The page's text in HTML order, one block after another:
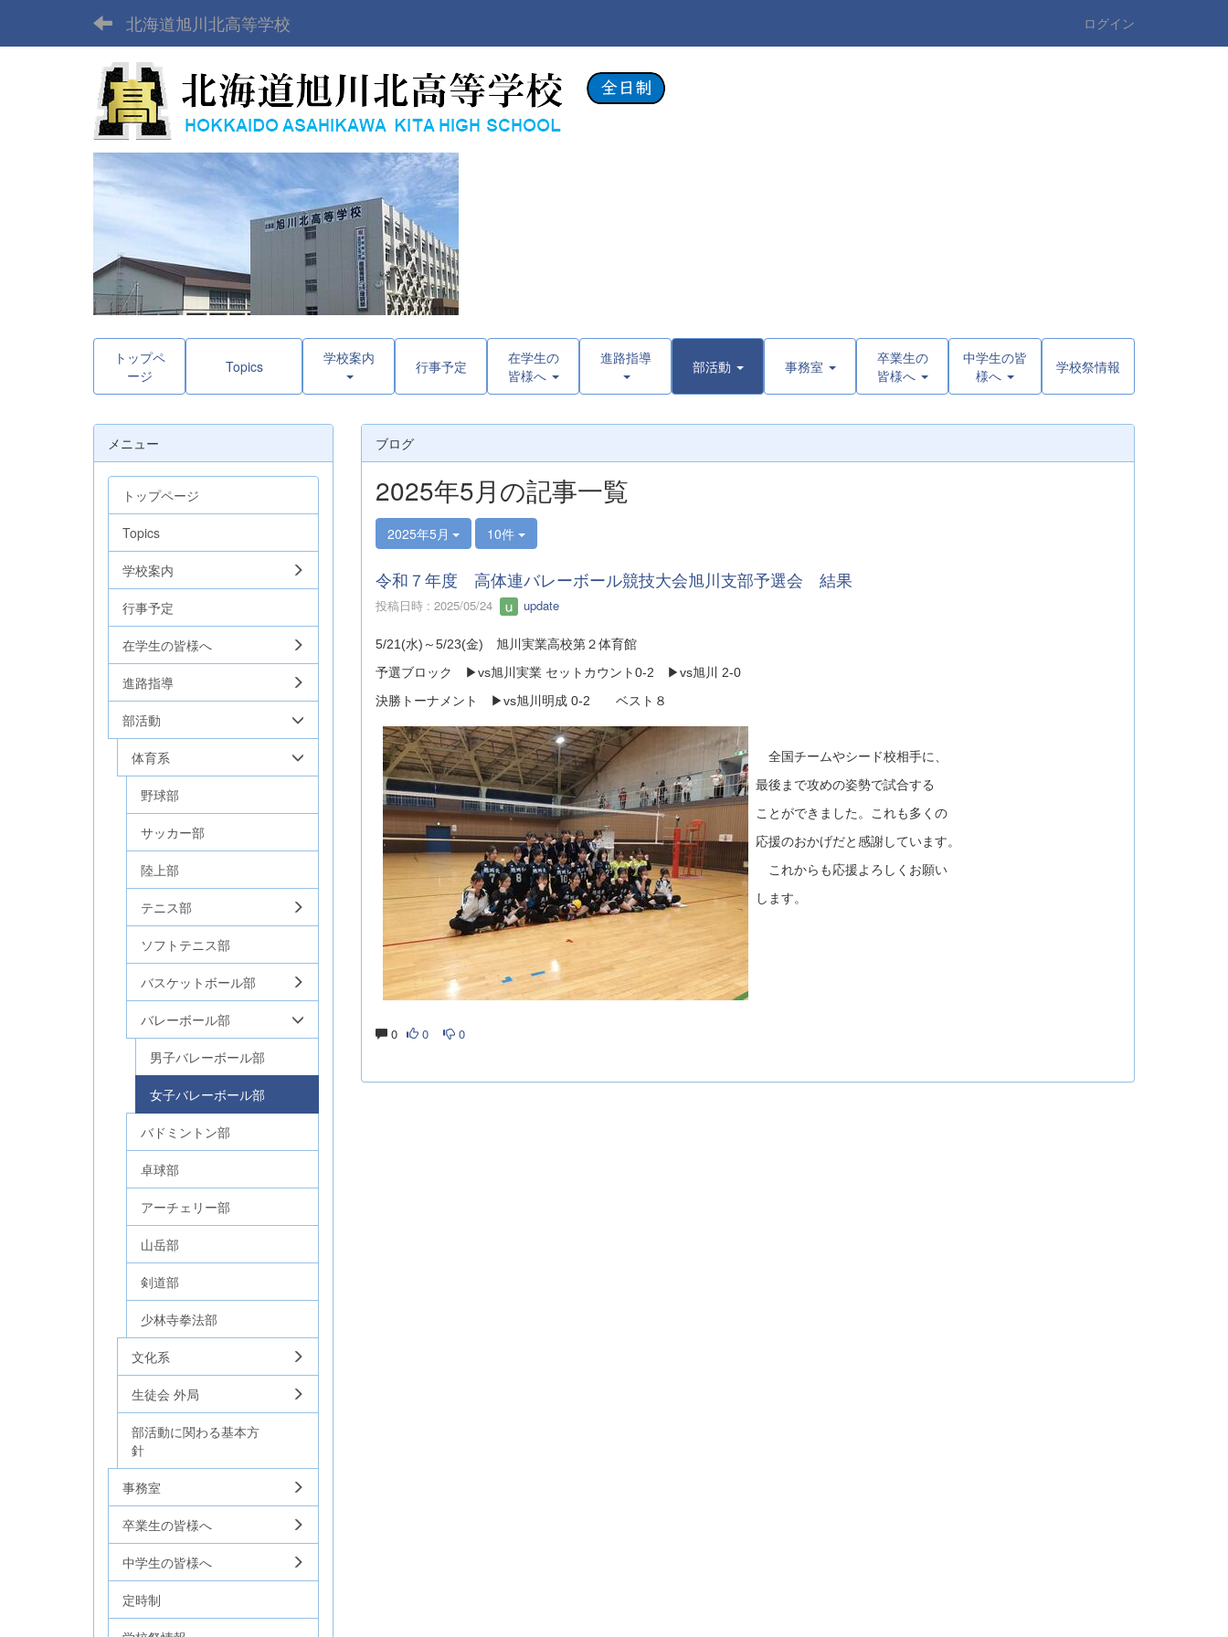
北海道旭川北高等学校 ログイン
トップペ
ージ
Topics 学校案内 行事予定
在学生の
皆様へ
進路指導 部活動 事務室
卒業生の
皆様へ
中学生の皆
様へ
学校祭情報
ブログ
2025年5月の記事一覧
2025年5月 10件
令和７年度 高体連バレーボール競技大会旭川支部予選会 結果
投稿日時 : 2025/05/24 update
5/21(水)～5/23(金) 旭川実業高校第２体育館
予選ブロック ▶vs旭川実業 セットカウント0-2 ▶vs旭川 2-0
決勝トーナメント ▶vs旭川明成 0-2 ベスト８
全国チームやシード校相手に、
最後まで攻めの姿勢で試合する
ことができました。これも多くの
応援のおかげだと感謝しています。
これからも応援よろしくお願い
します。
0 0 0
メニュー
トップページ
Topics
学校案内
行事予定
在学生の皆様へ
進路指導
部活動
体育系
野球部
サッカー部
陸上部
テニス部
ソフトテニス部
バスケットボール部
バレーボール部
男子バレーボール部
女子バレーボール部
バドミントン部
卓球部
アーチェリー部
山岳部
剣道部
少林寺拳法部
文化系
生徒会 外局
部活動に関わる基本方
針
事務室
卒業生の皆様へ
中学生の皆様へ
定時制